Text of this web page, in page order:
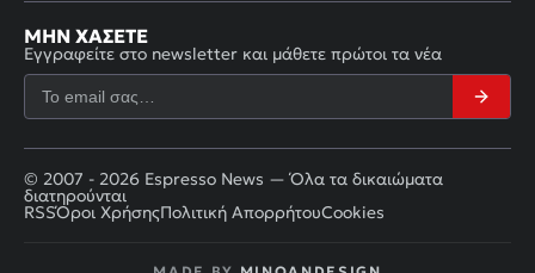
ΜΗΝ ΧΆΣΕΤΕ
Εγγραφείτε στο newsletter και μάθετε πρώτοι τα νέα
© 2007 - 2026 Espresso News — Όλα τα δικαιώματα
διατηρούνται
RSSΌροι ΧρήσηςΠολιτική ΑπορρήτουCookies